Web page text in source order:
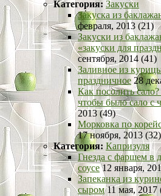
Категория: Закуски
Закуска из
февраля, 2013 (21)
Закуски из
«закуски для
сентября, 2014 (41)
Заливное из
праздничное 28
Как посолить
чтобы было сало с
2013 (49)
Морковка по
17 ноября, 2013 (32)
Категория: Капризуля
Гнезда с фаршем в
соусе12 января,
Запеканка из
сыром11 мая, 2017